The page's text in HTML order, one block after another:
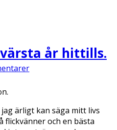
år hittills.
ärligt kan säga mitt livs
flickvänner och en bästa